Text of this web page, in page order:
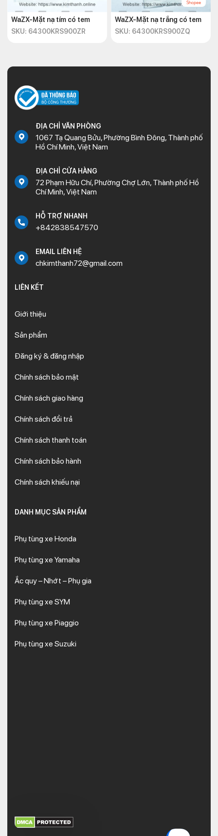
WaZX-Mặt nạ tím có tem
SKU: 64300KRS900ZR
WaZX-Mặt nạ trắng có tem
SKU: 64300KRS900ZQ
ĐỊA CHỈ VĂN PHÒNG
1067 Tạ Quang Bửu, Phường Bình Đông, Thành phố
Hồ Chí Minh, Việt Nam
ĐỊA CHỈ CỬA HÀNG
72 Phạm Hữu Chí, Phường Chợ Lớn, Thành phố Hồ
Chí Minh, Việt Nam
HỖ TRỢ NHANH
+842838547570
EMAIL LIÊN HỆ
chkimthanh72@gmail.com
LIÊN KẾT
Giới thiệu
Sản phẩm
Đăng ký & đăng nhập
Chính sách bảo mật
Chính sách giao hàng
Chính sách đổi trả
Chính sách thanh toán
Chính sách bảo hành
Chính sách khiếu nại
DANH MỤC SẢN PHẨM
Phụ tùng xe Honda
Phụ tùng xe Yamaha
Ắc quy – Nhớt – Phụ gia
Phụ tùng xe SYM
Phụ tùng xe Piaggio
Phụ tùng xe Suzuki
XEM THÊM